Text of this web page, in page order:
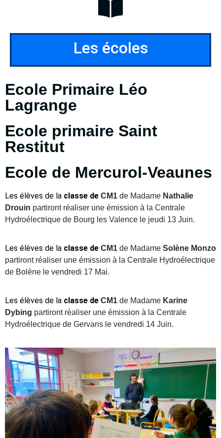
Les écoles
Ecole Primaire Léo
Lagrange
Ecole primaire Saint
Restitut
Ecole de Mercurol-Veaunes
Les élèves de la classe de CM1 de Madame Nathalie
Drouin partiront réaliser une émission à la Centrale
Hydroélectrique de Bourg les Valence le jeudi 13 Juin.
Les élèves de la classe de CM1 de Madame Solène Monzo
partiront réaliser une émission à la Centrale Hydroélectrique
de Bolène le vendredi 17 Mai.
Les élèves de la classe de CM1 de Madame Karine
Dybing partiront réaliser une émission à la Centrale
Hydroélectrique de Gervans le vendredi 14 Juin.